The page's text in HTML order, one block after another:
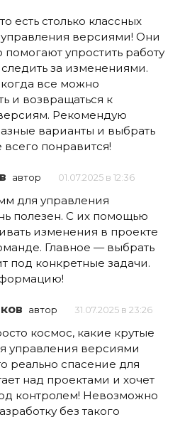
есть столько классных
версиями! Они
помогают упростить работу
за изменениями.
все можно
и возвращаться к
Рекомендую
варианты и выбрать
всего понравится!
автор 01.07.2025 в 12:36
для управления
полезен. С их помощью
изменения в проекте
Главное — выбрать
под конкретные задачи.
автор 31.07.2025 в 23:26
космос, какие крутые
управления версиями
реально спасение для
над проектами и хочет
контролем! Невозможно
без такого